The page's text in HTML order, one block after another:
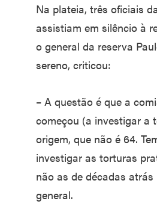
Na plateia, três oficiais
assistiam em silêncio à
o general da reserva
sereno, criticou:
– A questão é que a
começou (a investigar a
origem, que não é 64.
investigar as torturas
não as de décadas atrás
general.